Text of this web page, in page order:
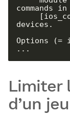
commands
devices.
Options (=
...
Limiter
d’un jeu